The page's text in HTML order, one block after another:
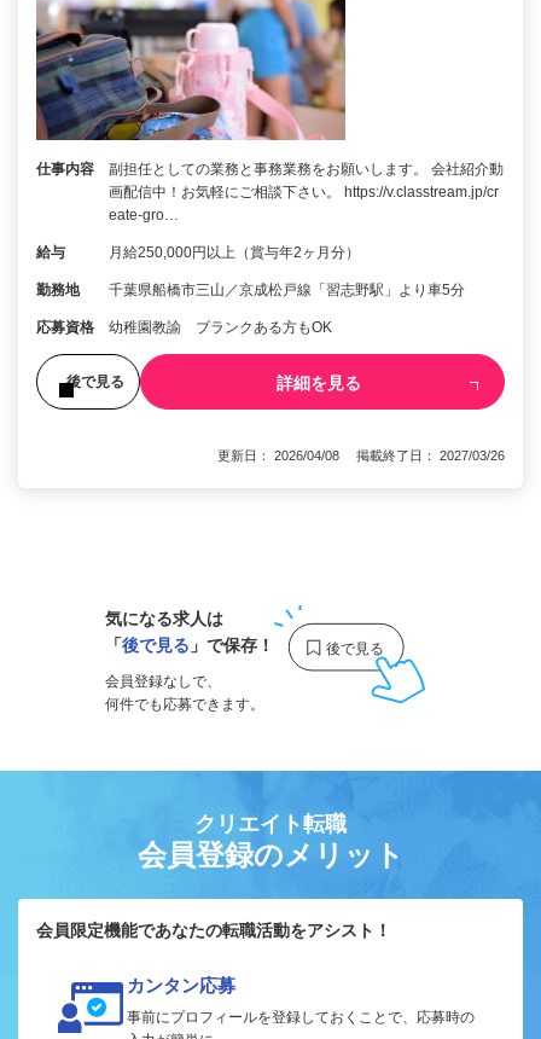
仕事内容
副担任としての業務と事務業務をお願いします。 会社紹介動
画配信中！お気軽にご相談下さい。 https://v.classtream.jp/cr
eate-gro…
給与 月給250,000円以上（賞与年2ヶ月分）
勤務地 千葉県船橋市三山／京成松戸線「習志野駅」より車5分
応募資格 幼稚園教諭 ブランクある方もOK
後で見る 詳細を見る
更新日： 2026/04/08 掲載終了日： 2027/03/26
気になる求人は
「後で見る 」で保存！
会員登録なしで、
何件でも応募できます。
クリエイト転職
会員登録のメリット
会員限定機能であなたの転職活動をアシスト！
カンタン応募
事前にプロフィールを登録しておくことで、応募時の